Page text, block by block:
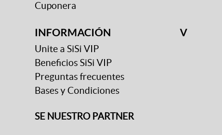
Cuponera
INFORMACIÓN V
Unite a SiSi VIP
Beneficios SiSi VIP
Preguntas frecuentes
Bases y Condiciones
SE NUESTRO PARTNER